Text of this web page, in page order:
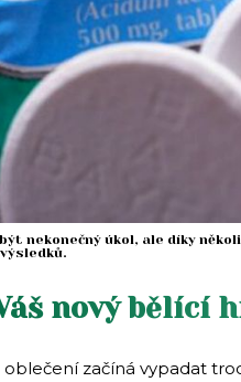
nekonečný úkol, ale díky
nový bělící
oblečení začíná vypadat